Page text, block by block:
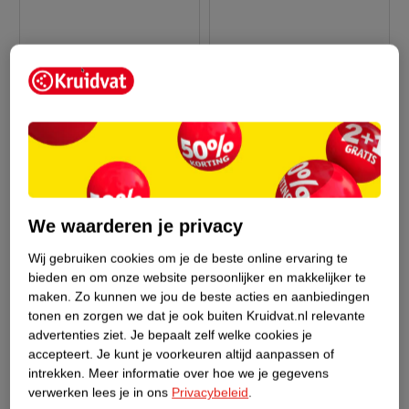
Calvin Klein Eternity
Moment Eau De Parfum
100ml
Adviesprijs* 99
* aanbevolen verkoopprijs
leverancier
110
Davidoff Cool Water
Homme Eau De Toilette
125ml
We waarderen je privacy
Wij gebruiken cookies om je de beste online ervaring te
bieden en om onze website persoonlijker en makkelijker te
maken. Zo kunnen we jou de beste acties en aanbiedingen
tonen en zorgen we dat je ook buiten Kruidvat.nl relevante
advertenties ziet. Je bepaalt zelf welke cookies je
accepteert. Je kunt je voorkeuren altijd aanpassen of
intrekken. Meer informatie over hoe we je gegevens
verwerken lees je in ons Privacybeleid.